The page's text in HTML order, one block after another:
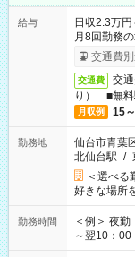
給与
日収2.3万
月8回勤務の
交通費
交通費
交
り） ■無料
月収例 15
勤務地
仙台市青葉
北仙台駅 /
＜選べ
好きな場所
勤務時間
＜例＞ 夜
～翌10：00 ※
みたい」 「